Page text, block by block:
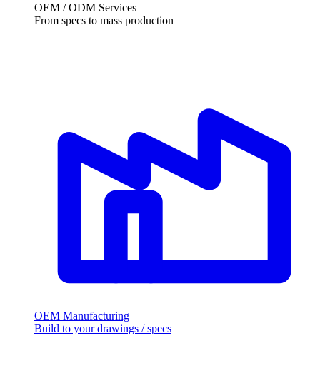
OEM /ODM Services
From specs to mass production
OEM Manufacturing
Build to your drawings /specs